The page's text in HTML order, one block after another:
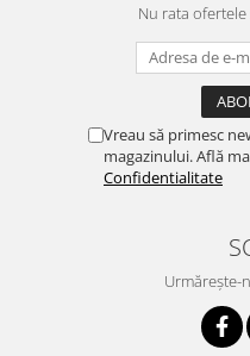
Nu rata
Vreau să primesc
magazinului. Află
Confidentialitate
Urmărește-